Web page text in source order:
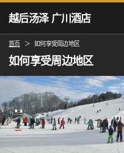
越后汤泽 广川酒店
首页 如何享受周边地区
如何享受周边地区